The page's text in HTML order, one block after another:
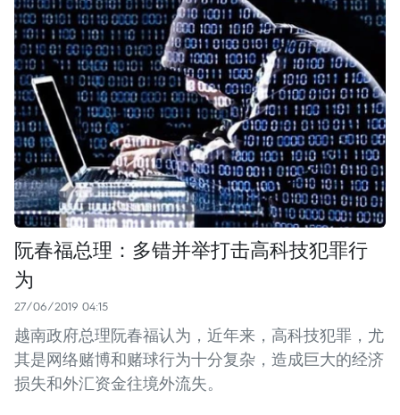
阮春福总理：多错并举打击高科技犯罪行
为
27/06/2019 04:15
越南政府总理阮春福认为，近年来，高科技犯罪，尤
其是网络赌博和赌球行为十分复杂，造成巨大的经济
损失和外汇资金往境外流失。